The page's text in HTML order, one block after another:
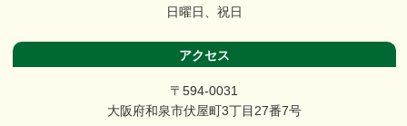
日曜日、祝日
アクセス
〒594-0031
大阪府和泉市伏屋町3丁目27番7号